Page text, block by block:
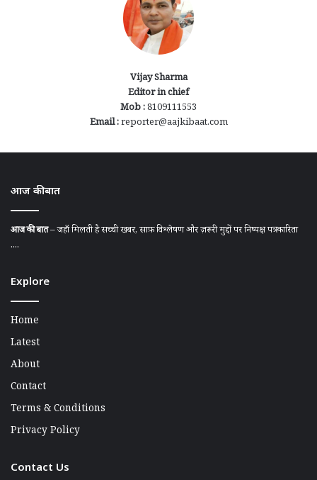
Vijay Sharma
Editor in chief
Mob :8109111553
Email :reporter@aajkibaat.com
आज की बात
आज की बात– जहाँ मिलती है सच्ची खबर, साफ़ विश्लेषण और ज़रूरी मुद्दों पर निष्पक्ष पत्रकारिता
....
Explore
Home
Latest
About
Contact
Terms & Conditions
Privacy Policy
Contact Us